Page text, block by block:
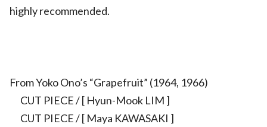
highly recommended.
From Yoko Ono’s “Grapefruit” (1964, 1966)
CUT PIECE / [ Hyun-Mook LIM ]
CUT PIECE / [ Maya KAWASAKI ]